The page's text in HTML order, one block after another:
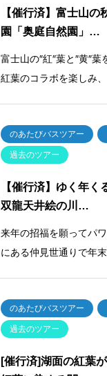
【催行済】富士山
園「奥庭自然園」…
富士山の″紅″葉と″黄″
紅葉のコラボを楽しみ
のあたびバスツアー
過去のツアー
【催行済】ゆく年
双龍天井絵の川…
来年の招福を願ってパ
にある仲見世通りで年
のあたびバスツアー
過去のツアー
[催行済]湖面の紅葉